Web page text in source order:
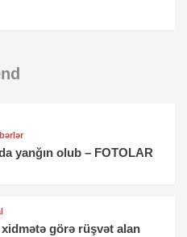
yanğın olub – FOTOLAR
görə rüşvət alan